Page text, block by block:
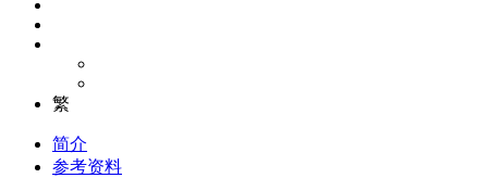
繁
简介
参考资料